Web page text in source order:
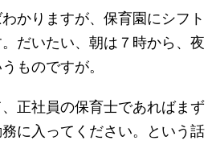
かりますが、保育園にシフト
だいたい、朝は７時から、夜
ものですが。
正社員の保育士であればまず
に入ってください。という話